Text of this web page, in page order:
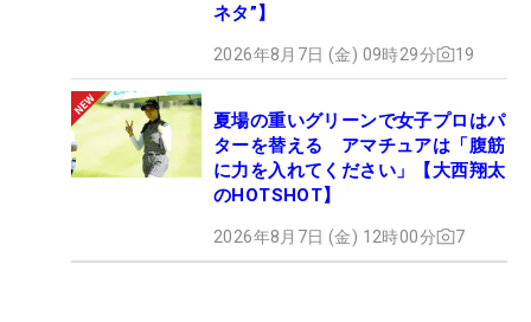
ネタ”】
2026年8月7日 (金) 09時29分 19
夏場の重いグリーンで女子プロはパ
ターを替える アマチュアは「腹筋
に力を入れてください」【大西翔太
のHOTSHOT】
2026年8月7日 (金) 12時00分 7